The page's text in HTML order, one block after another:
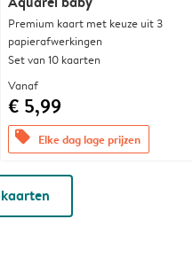
Premium kaart met keuze uit 3
papierafwerkingen
Set van 10 kaarten
Vanaf
€ 5,99
offers Elke dag lage prijzen